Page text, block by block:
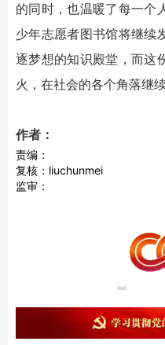
的同时，也温暖了每一个
少年志愿者图书馆将继续
逐梦想的知识殿堂，而这
火，在社会的各个角落继续
作者：
责编：
复核：liuchunmei
监审：